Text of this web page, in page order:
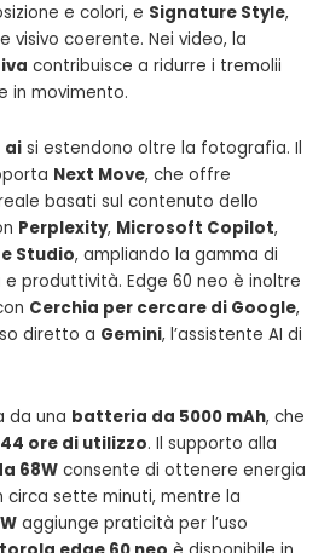
e colori, e Signature Style,
visivo coerente. Nei video, la
contribuisce a ridurre i tremolii
in movimento.
ai si estendono oltre la fotografia. Il
Next Move, che offre
basati sul contenuto dello
Perplexity, Microsoft Copilot,
Studio, ampliando la gamma di
produttività. Edge 60 neo è inoltre
Cerchia per cercare di Google,
diretto a Gemini, l’assistente AI di
da una batteria da 5000 mAh, che
44 ore di utilizzo. Il supporto alla
68W consente di ottenere energia
circa sette minuti, mentre la
aggiunge praticità per l’uso